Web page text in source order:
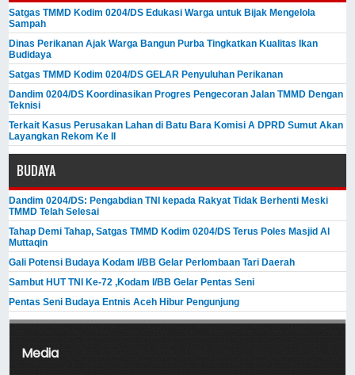
Satgas TMMD Kodim 0204/DS Edukasi Warga untuk Bijak Mengelola
Sampah
Dinas Perikanan Ajak Warga Bangun Purba Tingkatkan Kualitas Ikan
Budidaya
Satgas TMMD Kodim 0204/DS GELAR Penyuluhan Perikanan
Dandim 0204/DS Koordinasikan Progres Pengecoran Jalan TMMD Dengan
Teknisi
Terkait Kasus Perusakan Lahan di Batu Bara Komisi A DPRD Sumut Akan
Layangkan Rekom Ke II
BUDAYA
Dandim 0204/DS: Pengabdian TNI kepada Rakyat Tidak Berhenti Meski ​
TMMD Telah Selesai
Tahap Demi Tahap, Satgas TMMD Kodim 0204/DS Terus Poles Masjid Al
Muttaqin
Gali Potensi Budaya Kodam I/BB Gelar Perlombaan Tari Daerah
Sambut HUT TNI Ke-72 ,Kodam I/BB Gelar Pentas Seni
Pentas Seni Budaya Entnis Aceh Hibur Pengunjung
Media